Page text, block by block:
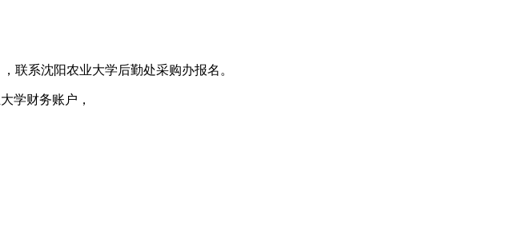
联系沈阳农业大学后勤处采购办报名。
学财务账户，